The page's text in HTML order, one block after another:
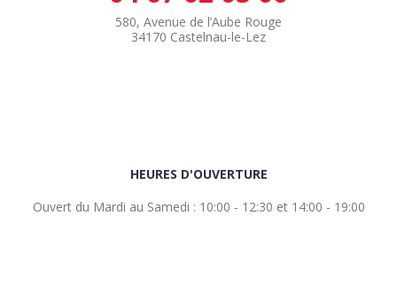
580, Avenue de l’Aube Rouge
34170 Castelnau-le-Lez
HEURES D'OUVERTURE
Ouvert du Mardi au Samedi : 10:00 - 12:30 et 14:00 - 19:00